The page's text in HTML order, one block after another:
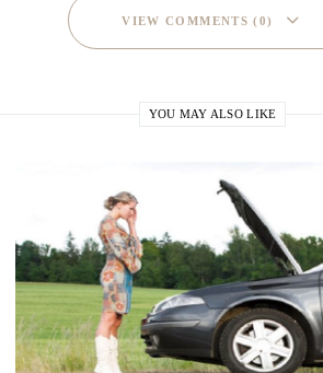
VIEW COMMENTS (0)
YOU MAY ALSO LIKE